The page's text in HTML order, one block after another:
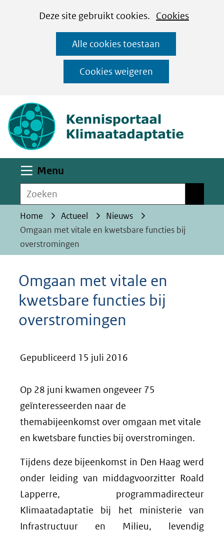
CookiesDeze site gebruikt cookies. Cookies
op
deze
website
worden
toegestaan
geweigerd.
Alle cookies toestaan
Cookies weigeren
Ga
naar
de
inhoud
Menu
Zoeken
Home Actueel
Nieuws
Omgaan met vitale en kwetsbare functies bij
overstromingen
Omgaan met vitale en
kwetsbare functies bij
overstromingen
Gepubliceerd 15 juli 2016
Op 28 juni kwamen ongeveer 75
geïnteresseerden naar de
themabijeenkomst over omgaan met vitale
en kwetsbare functies bij overstromingen.
Tijdens deze bijeenkomst in Den Haag werd
onder leiding van middagvoorzitter Roald
Lapperre, programmadirecteur
Klimaatadaptatie bij het ministerie van
Infrastructuur en Milieu, levendig